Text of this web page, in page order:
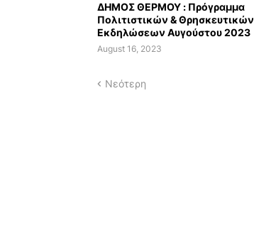
ΔΗΜΟΣ ΘΕΡΜΟΥ : Πρόγραμμα
Πολιτιστικών & Θρησκευτικών
Εκδηλώσεων Αυγούστου 2023
August 16, 2023
Νεότερη